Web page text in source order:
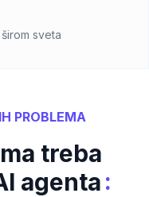
sveta
PROBLEMA
treba
agenta: